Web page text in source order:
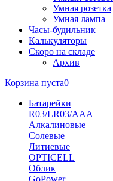
Умная розетка
Умная лампа
Часы-будильник
Калькуляторы
Скоро на складе
Архив
Корзина пуста0
Батарейки
R03/LR03/AAA
Алкалиновые
Солевые
Литиевые
OPTICELL
Облик
GoPower